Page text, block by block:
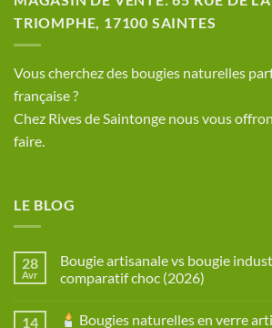
TRIOMPHE, 17100 SAINTES
​Vous cherchez des bougies naturelles
française ?
Chez Rives de Saintonge nous vous
faire.
LE BLOG
28
Avr
Bougie artisanale vs bougie
comparatif choc (2026)
sur
14 Bougies naturelles en verre